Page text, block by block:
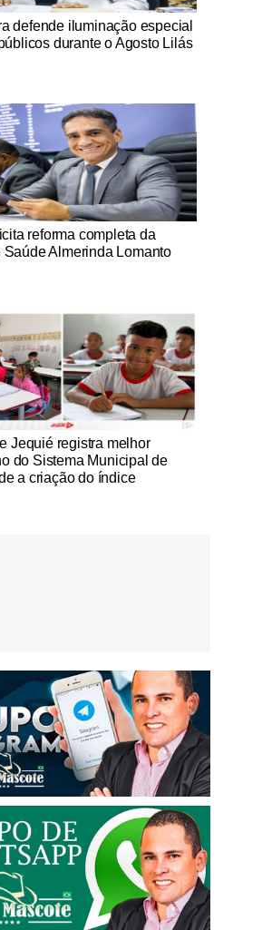
defende iluminação especial
durante o Agosto Lilás
reforma completa da
Saúde Almerinda Lomanto
Jequié registra melhor
do Sistema Municipal de
a criação do índice